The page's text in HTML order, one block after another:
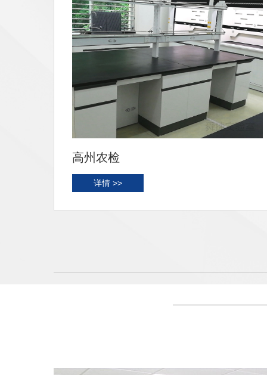
原子高科
详情 >>